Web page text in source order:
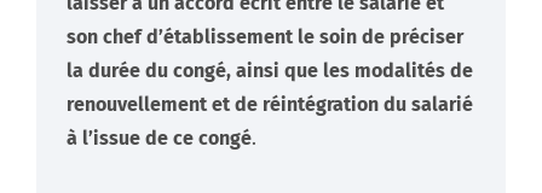
son chef d’établissement le soin de préciser
la durée du congé, ainsi que les modalités de
renouvellement et de réintégration du salarié
à l’issue de ce congé.